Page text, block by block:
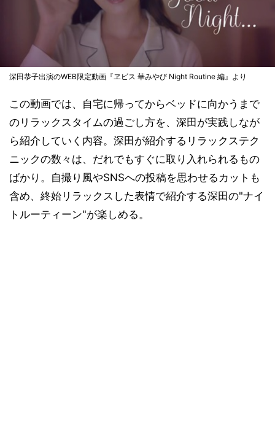
深田恭子出演のWEB限定動画『ヱビス 華みやび Night Routine 編』より
この動画では、自宅に帰ってからベッドに向かうまで
のリラックスタイムの過ごし方を、深田が実践しなが
ら紹介していく内容。深田が紹介するリラックステク
ニックの数々は、だれでもすぐに取り入れられるもの
ばかり。自撮り風やSNSへの投稿を思わせるカットも
含め、終始リラックスした表情で紹介する深田の"ナイ
トルーティーン"が楽しめる。